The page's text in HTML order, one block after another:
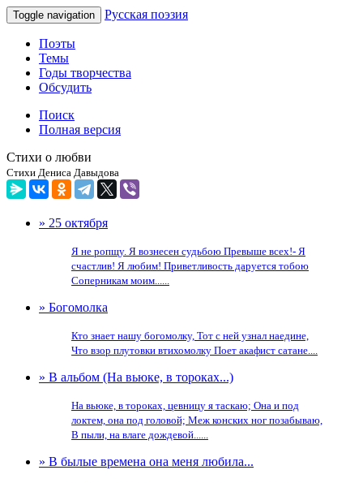
Toggle navigation Русская поэзия
Поэты
Темы
Годы творчества
Обсудить
Поиск
Полная версия
Стихи о любви
Стихи Дениса Давыдова
» 25 октября
Я не ропщу. Я вознесен судьбою Превыше всех!- Я
счастлив! Я любим! Приветливость даруется тобою
Соперникам моим......
» Богомолка
Кто знает нашу богомолку, Тот с ней узнал наедине,
Что взор плутовки втихомолку Поет акафист сатане....
» В альбом (На вьюке, в тороках...)
На вьюке, в тороках, цевницу я таскаю; Она и под
локтем, она под головой; Меж конских ног позабываю,
В пыли, на влаге дождевой......
» В былые времена она меня любила...